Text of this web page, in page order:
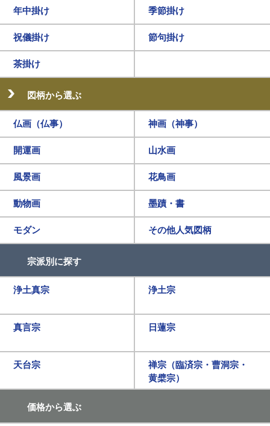
年中掛け 季節掛け
祝儀掛け 節句掛け
茶掛け
図柄から選ぶ
仏画（仏事） 神画（神事）
開運画 山水画
風景画 花鳥画
動物画 墨蹟・書
モダン その他人気図柄
宗派別に探す
浄土真宗 浄土宗
真言宗 日蓮宗
天台宗
禅宗（臨済宗・曹洞宗・
黄檗宗）
価格から選ぶ